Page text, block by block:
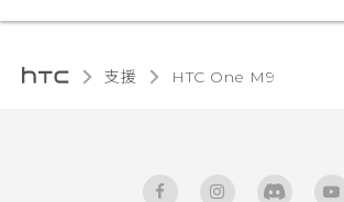
支援 HTC One M9‎